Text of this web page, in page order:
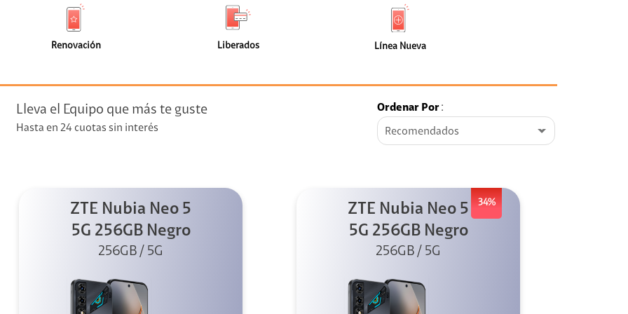
+ Telefonía
streaming
de
faceta
Renovación
(14)
faceta
Liberados
de
faceta
Línea Nueva
Nueva
(6)
Lleva el Equipo que más te guste
Hasta en 24 cuotas sin interés
Ordenar Por:
Recomendados
ZTE Nubia Neo 5
5G 256GB Negro
256GB / 5G
34%
ZTE Nubia Neo 5
5G 256GB Negro
256GB / 5G